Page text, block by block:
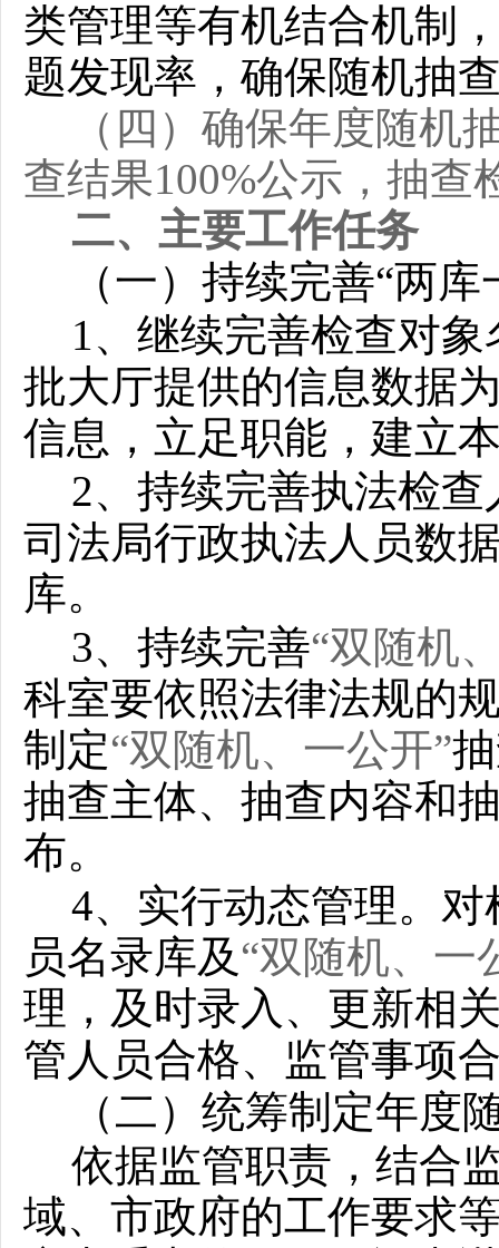
类管理等有机结合机制
题发现率，确保随机抽
（四）确保年度随机
查结果100%公示，抽查
二、主要工作任务
（一）持续完善“两库
1、继续完善检查对
批大厅提供的信息数据
信息，立足职能，建立
2、持续完善执法检
司法局行政执法人员数
库。
3、持续完善“双随机
科室要依照法律法规的
制定“双随机、一公开”
抽查主体、抽查内容和
布。
4、实行动态管理。
员名录库及 “双随机、一
理，及时录入、更新相
管人员合格、监管事项
（二）统筹制定年度
依据监管职责，结合
域、市政府的工作要求